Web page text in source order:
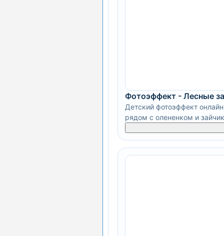
Фотоэффект - Лесные
Детский фотоэффект
рядом с олененком и